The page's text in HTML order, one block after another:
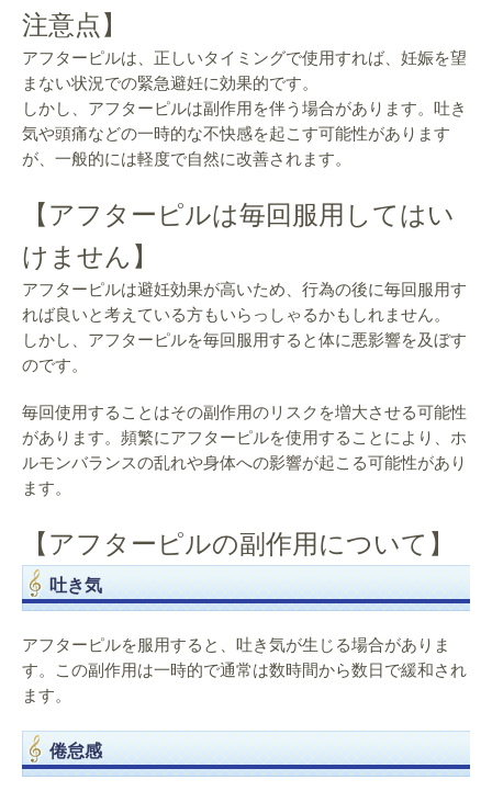
注意点】
アフターピルは、正しいタイミングで使用すれば、妊娠を望
まない状況での緊急避妊に効果的です。
しかし、アフターピルは副作用を伴う場合があります。吐き
気や頭痛などの一時的な不快感を起こす可能性があります
が、一般的には軽度で自然に改善されます。
【アフターピルは毎回服用してはい
けません】
アフターピルは避妊効果が高いため、行為の後に毎回服用す
れば良いと考えている方もいらっしゃるかもしれません。
しかし、アフターピルを毎回服用すると体に悪影響を及ぼす
のです。
毎回使用することはその副作用のリスクを増大させる可能性
があります。頻繁にアフターピルを使用することにより、ホ
ルモンバランスの乱れや身体への影響が起こる可能性があり
ます。
【アフターピルの副作用について】
吐き気
アフターピルを服用すると、吐き気が生じる場合がありま
す。この副作用は一時的で通常は数時間から数日で緩和され
ます。
倦怠感